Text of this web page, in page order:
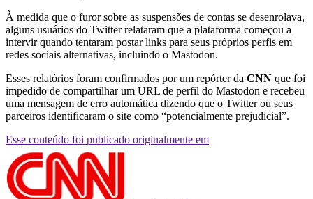
À medida que o furor sobre as suspensões de contas se desenrolava,
alguns usuários do Twitter relataram que a plataforma começou a
intervir quando tentaram postar links para seus próprios perfis em
redes sociais alternativas, incluindo o Mastodon.
Esses relatórios foram confirmados por um repórter da CNN que foi
impedido de compartilhar um URL de perfil do Mastodon e recebeu
uma mensagem de erro automática dizendo que o Twitter ou seus
parceiros identificaram o site como “potencialmente prejudicial”.
Esse conteúdo foi publicado originalmente em